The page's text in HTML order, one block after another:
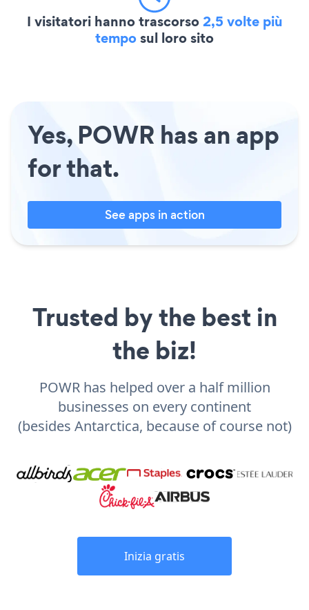
I visitatori hanno trascorso2,5 volte più
temposul loro sito
Yes, POWR has an app
for that.
See apps in action
Trusted by the best in
the biz!
POWR has helped over a half million
businesses on every continent
(besides Antarctica, because of course not)
Inizia gratis